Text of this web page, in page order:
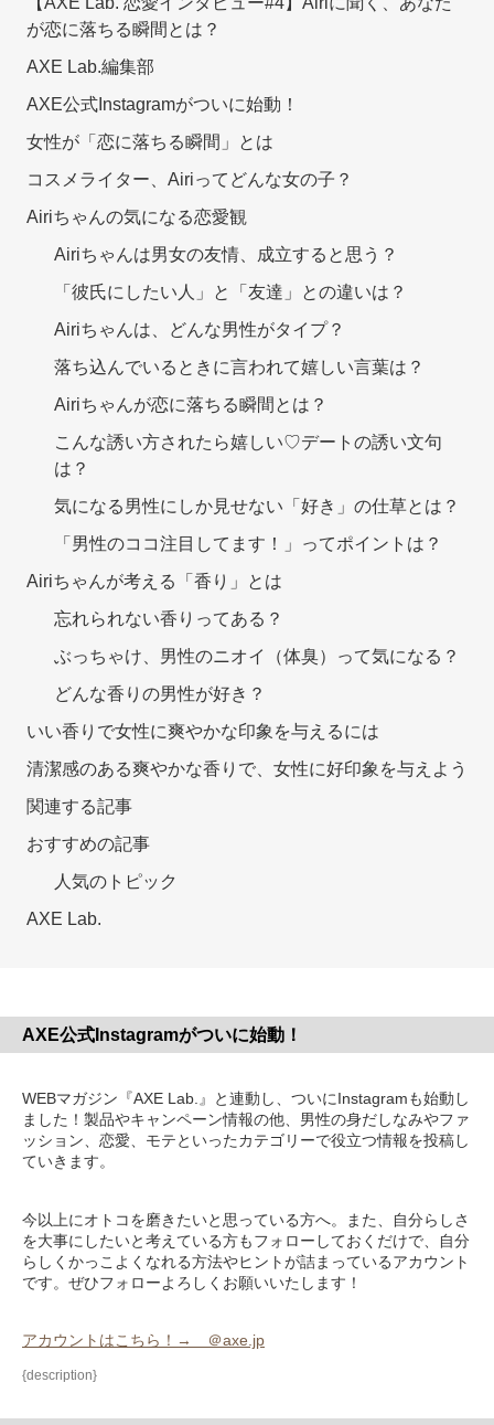
が恋に落ちる瞬間とは？
AXE Lab.編集部
AXE公式Instagramがついに始動！
女性が「恋に落ちる瞬間」とは
コスメライター、Airiってどんな女の子？
Airiちゃんの気になる恋愛観
Airiちゃんは男女の友情、成立すると思う？
「彼氏にしたい人」と「友達」との違いは？
Airiちゃんは、どんな男性がタイプ？
落ち込んでいるときに言われて嬉しい言葉は？
Airiちゃんが恋に落ちる瞬間とは？
こんな誘い方されたら嬉しい♡デートの誘い文句
は？
気になる男性にしか見せない「好き」の仕草とは？
「男性のココ注目してます！」ってポイントは？
Airiちゃんが考える「香り」とは
忘れられない香りってある？
ぶっちゃけ、男性のニオイ（体臭）って気になる？
どんな香りの男性が好き？
いい香りで女性に爽やかな印象を与えるには
清潔感のある爽やかな香りで、女性に好印象を与えよう
関連する記事
おすすめの記事
人気のトピック
AXE Lab.
AXE公式Instagramがついに始動！
WEBマガジン『AXE Lab.』と連動し、ついにInstagramも始動し
ました！製品やキャンペーン情報の他、男性の身だしなみやファ
ッション、恋愛、モテといったカテゴリーで役立つ情報を投稿し
ていきます。
今以上にオトコを磨きたいと思っている方へ。また、自分らしさ
を大事にしたいと考えている方もフォローしておくだけで、自分
らしくかっこよくなれる方法やヒントが詰まっているアカウント
です。ぜひフォローよろしくお願いいたします！
アカウントはこちら！→ ＠axe.jp
{description}